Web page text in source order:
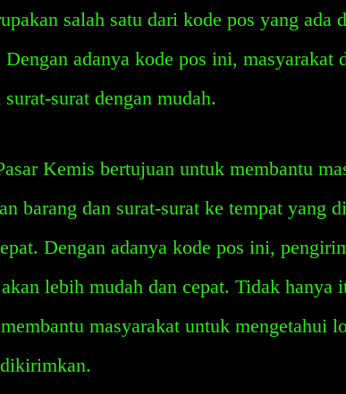
salah satu dari kode pos yang ada
Dengan adanya kode pos ini, masyarakat
surat-surat dengan mudah.
Kemis bertujuan untuk membantu
barang dan surat-surat ke tempat yang
Dengan adanya kode pos ini,
lebih mudah dan cepat. Tidak hanya
masyarakat untuk mengetahui